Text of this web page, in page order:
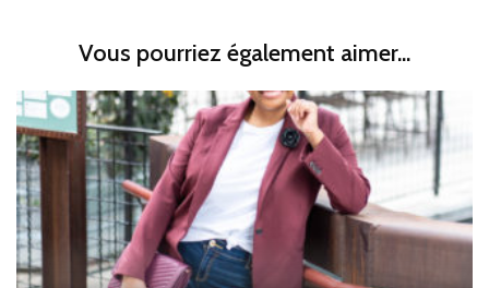
Vous pourriez également aimer...